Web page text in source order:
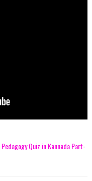
Quiz in Kannada Part-